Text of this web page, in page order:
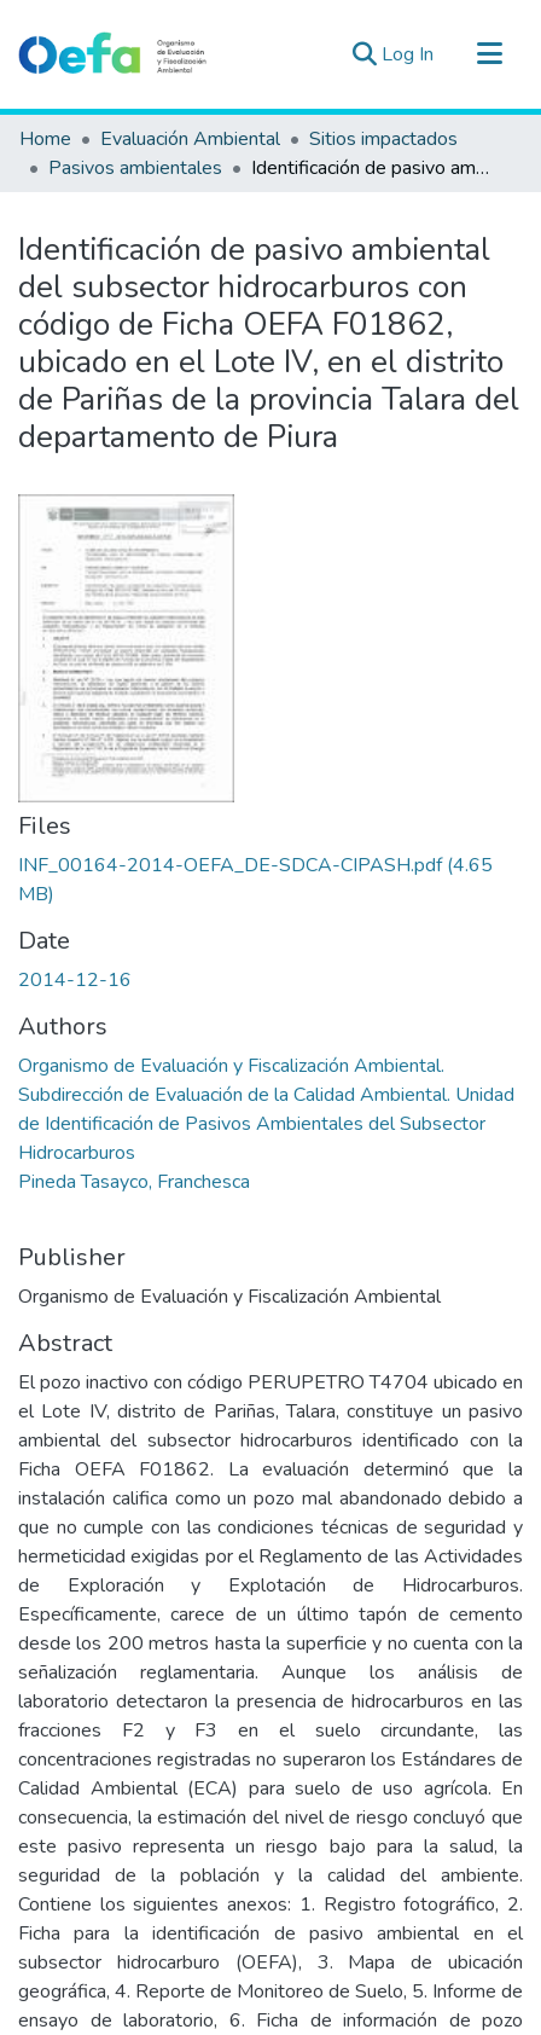
Log In (current)
Communities & Collections
All of DSpace
Estad. Externas
Guias ▾
Home Evaluación Ambiental
Sitios impactados
Pasivos ambientales
Identificación de pasivo ambiental del subsector hidrocarburos con código de Ficha OEFA F01862, ubicado en el Lote IV, en el distrito de Pariñas de la provincia Talara del departamento de Piura
Identificación de pasivo ambiental
del subsector hidrocarburos con
código de Ficha OEFA F01862,
ubicado en el Lote IV, en el distrito
de Pariñas de la provincia Talara del
departamento de Piura
Files
INF_00164-2014-OEFA_DE-SDCA-CIPASH.pdf(4.65
MB)
Date
2014-12-16
Authors
Organismo de Evaluación y Fiscalización Ambiental.
Subdirección de Evaluación de la Calidad Ambiental. Unidad
de Identificación de Pasivos Ambientales del Subsector
Hidrocarburos
Pineda Tasayco, Franchesca
Publisher
Organismo de Evaluación y Fiscalización Ambiental
Abstract
El pozo inactivo con código PERUPETRO T4704 ubicado en
el Lote IV, distrito de Pariñas, Talara, constituye un pasivo
ambiental del subsector hidrocarburos identificado con la
Ficha OEFA F01862. La evaluación determinó que la
instalación califica como un pozo mal abandonado debido a
que no cumple con las condiciones técnicas de seguridad y
hermeticidad exigidas por el Reglamento de las Actividades
de Exploración y Explotación de Hidrocarburos.
Específicamente, carece de un último tapón de cemento
desde los 200 metros hasta la superficie y no cuenta con la
señalización reglamentaria. Aunque los análisis de
laboratorio detectaron la presencia de hidrocarburos en las
fracciones F2 y F3 en el suelo circundante, las
concentraciones registradas no superaron los Estándares de
Calidad Ambiental (ECA) para suelo de uso agrícola. En
consecuencia, la estimación del nivel de riesgo concluyó que
este pasivo representa un riesgo bajo para la salud, la
seguridad de la población y la calidad del ambiente.
Contiene los siguientes anexos: 1. Registro fotográfico, 2.
Ficha para la identificación de pasivo ambiental en el
subsector hidrocarburo (OEFA), 3. Mapa de ubicación
geográfica, 4. Reporte de Monitoreo de Suelo, 5. Informe de
ensayo de laboratorio, 6. Ficha de información de pozo